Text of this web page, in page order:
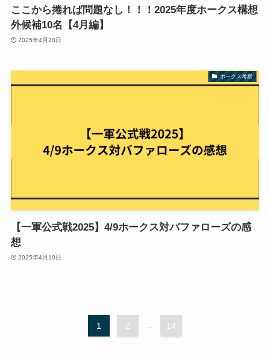
ここから捲れば問題なし！！！2025年度ホークス構想
外候補10名【4月編】
2025年4月20日
ホークス考察
【一軍公式戦2025】4/9ホークス対バファローズの感
想
2025年4月10日
1 2 ... 14